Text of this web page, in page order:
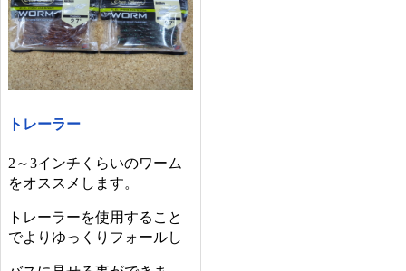
トレーラー
2～3インチくらいのワーム
をオススメします。
トレーラーを使用すること
でよりゆっくりフォールし